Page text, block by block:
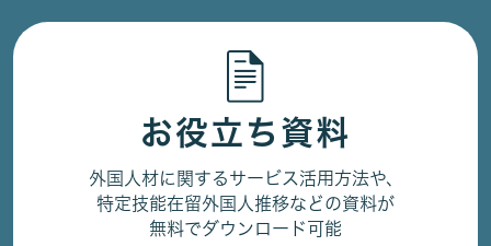
お役立ち資料
外国人材に関するサービス活用方法や、
特定技能在留外国人推移などの資料が
無料でダウンロード可能